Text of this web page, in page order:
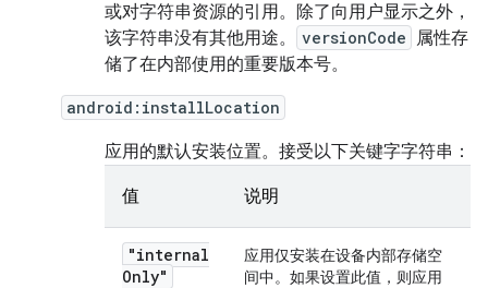
或对字符串资源的引用。除了向用户显示之外，
该字符串没有其他用途。
versionCode 属性存
储了在内部使用的重要版本号。
android:installLocation
应用的默认安装位置。接受以下关键字字符串：
值 说明
"internal
Only"
应用仅安装在设备内部存储空
间中。如果设置此值，则应用